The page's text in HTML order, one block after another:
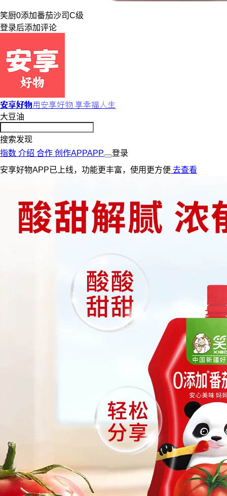
笑厨0添加番茄沙司C级
登录后添加评论
安享好物用安享好物 享幸福人生
大豆油
搜索发现
指数 介绍 合作 创作APPAPP
登录
安享好物APP已上线，功能更丰富，使用更方便 去查看